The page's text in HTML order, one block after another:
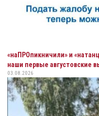
«наПРОпикничили» и
наши первые августовские
03.08.2026